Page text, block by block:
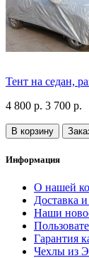
Тент на седан,
4 800 р. 3 700 р.
В корзину
Информация
О нашей
Доставка
Наши
Гарантия
Чехлы из